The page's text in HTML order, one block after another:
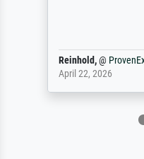
Reinhold,@
April 22, 2026